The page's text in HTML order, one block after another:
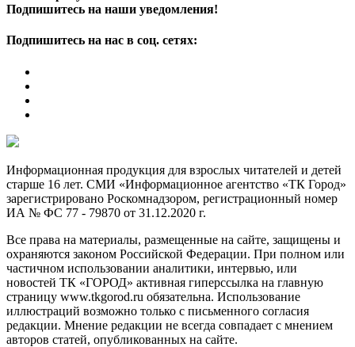
Подпишитесь на наши уведомления!
Подпишитесь на нас в соц. сетях:
Информационная продукция для взрослых читателей и детей
старше 16 лет. СМИ «Информационное агентство «ТК Город»
зарегистрировано Роскомнадзором, регистрационный номер
ИА № ФС 77 - 79870 от 31.12.2020 г.
Все права на материалы, размещенные на сайте, защищены и
охраняются законом Российской Федерации. При полном или
частичном использовании аналитики, интервью, или
новостей ТК «ГОРОД» активная гиперссылка на главную
страницу www.tkgorod.ru обязательна. Использование
иллюстраций возможно только с письменного согласия
редакции. Мнение редакции не всегда совпадает с мнением
авторов статей, опубликованных на сайте.